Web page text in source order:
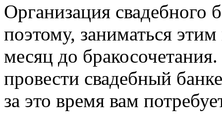
Организация свадебного
поэтому, заниматься
месяц до
провести свадебный
за это время вам